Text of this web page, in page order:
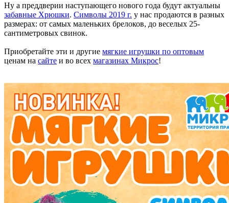
Ну а преддверии наступающего нового года будут актуальны
забавные Хрюшки. Символы 2019 г. у нас продаются в разных
размерах: от самых маленьких брелоков, до веселых 25-
сантиметровых свинок.
Приобретайте эти и другие мягкие игрушки по оптовым
ценам на сайте и во всех магазинах Микрос!